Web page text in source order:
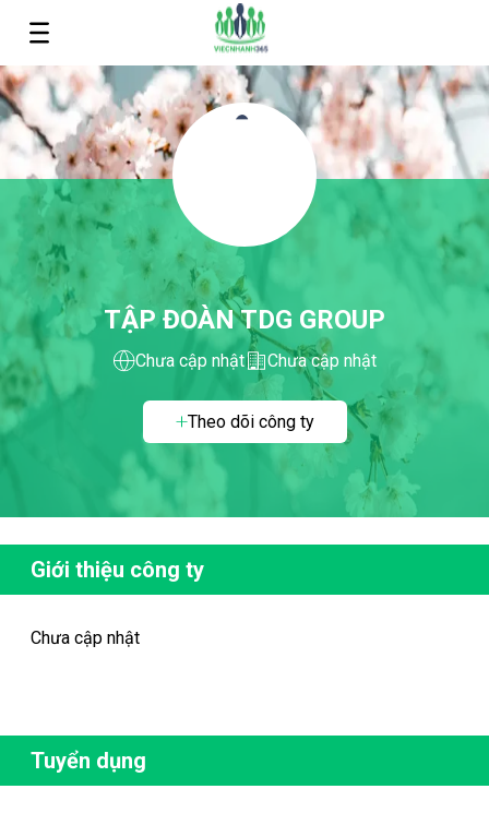
TẬP ĐOÀN TDG GROUP
Chưa cập nhật Chưa cập nhật
Theo dõi công ty
Giới thiệu công ty
Chưa cập nhật
Tuyển dụng